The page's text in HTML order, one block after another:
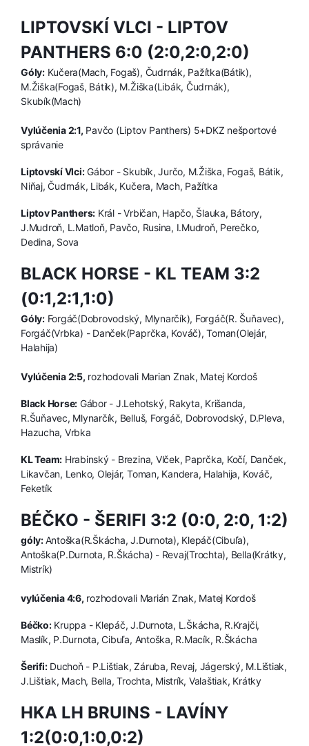
LIPTOVSKÍ VLCI - LIPTOV
PANTHERS 6:0 (2:0,2:0,2:0)
Góly:Kučera(Mach, Fogaš), Čudrnák, Pažítka(Bátik),
M.Žiška(Fogaš, Bátik), M.Žiška(Libák, Čudrnák),
Skubík(Mach)
Vylúčenia 2:1, Pavčo (Liptov Panthers) 5+DKZ nešportové
správanie
Liptovskí Vlci:Gábor - Skubík, Jurčo, M.Žiška, Fogaš, Bátik,
Niňaj, Čudrnák, Libák, Kučera, Mach, Pažítka
Liptov Panthers: Král - Vrbičan, Hapčo, Šlauka, Bátory,
J.Mudroň, L.Matloň, Pavčo, Rusina, I.Mudroň, Perečko,
Dedina, Sova
BLACK HORSE - KL TEAM 3:2
(0:1,2:1,1:0)
Góly:Forgáč(Dobrovodský, Mlynarčík), Forgáč(R. Šuňavec),
Forgáč(Vrbka) - Danček(Paprčka, Kováč), Toman(Olejár,
Halahija)
Vylúčenia 2:5, rozhodovali Marian Znak, Matej Kordoš
Black Horse: Gábor - J.Lehotský, Rakyta, Krišanda,
R.Šuňavec, Mlynarčík, Belluš, Forgáč, Dobrovodský, D.Pleva,
Hazucha, Vrbka
KL Team: Hrabinský - Brezina, Vlček, Paprčka, Kočí, Danček,
Likavčan, Lenko, Olejár, Toman, Kandera, Halahija, Kováč,
Feketík
BÉČKO - ŠERIFI 3:2 (0:0, 2:0, 1:2)
góly:Antoška(R.Škácha, J.Durnota), Klepáč(Cibuľa),
Antoška(P.Durnota, R.Škácha) - Revaj(Trochta), Bella(Krátky,
Mistrík)
vylúčenia 4:6, rozhodovali Marián Znak, Matej Kordoš
Béčko:Kruppa - Klepáč, J.Durnota, L.Škácha, R.Krajči,
Maslík, P.Durnota, Cibuľa, Antoška, R.Macík, R.Škácha
Šerifi:Duchoň - P.Lištiak, Záruba, Revaj, Jágerský, M.Lištiak,
J.Lištiak, Mach, Bella, Trochta, Mistrík, Valaštiak, Krátky
HKA LH BRUINS - LAVÍNY
1:2(0:0,1:0,0:2)